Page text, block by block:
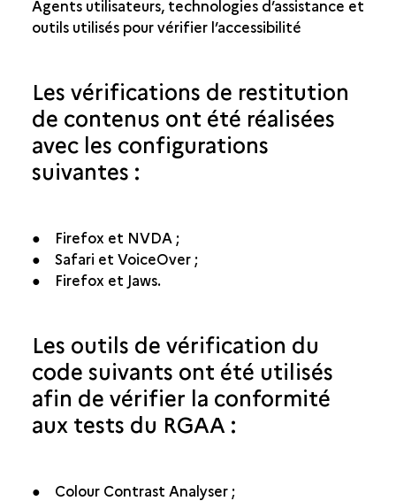
Agents utilisateurs, technologies d’assistance et
outils utilisés pour vérifier l’accessibilité
Les vérifications de restitution
de contenus ont été réalisées
avec les configurations
suivantes :
● Firefox et NVDA ;
● Safari et VoiceOver ;
● Firefox et Jaws.
Les outils de vérification du
code suivants ont été utilisés
afin de vérifier la conformité
aux tests du RGAA :
● Colour Contrast Analyser ;